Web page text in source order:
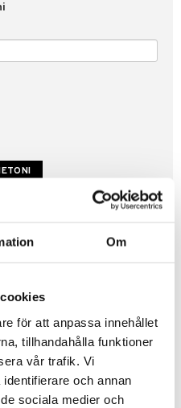
Om
för att anpassa innehållet
tillhandahålla funktioner
vår trafik. Vi
och annan
sociala medier och